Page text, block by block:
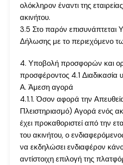
ολόκληρον έναντι της
ακινήτου.
3.5 Στο παρόν επισυνάπτεται
Δήλωσης με το περιεχόμενο
4. Υποβολή προσφορών και
προσφέροντος 4.1
Α. Άμεση αγορά
4.1.1. Όσον αφορά την
Πλειστηριασμό) Αγορά ενός
έχει προκαθοριστεί από την
του ακινήτου, ο
να εκδηλώσει ενδιαφέρον
αντίστοιχη επιλογή της